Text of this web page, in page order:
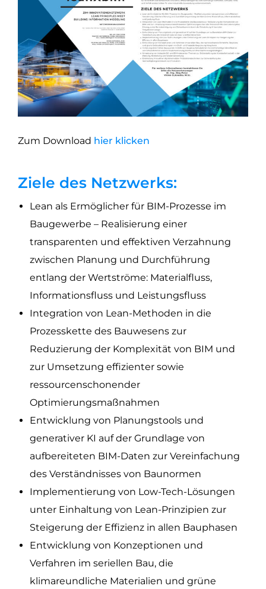
Zum Download hier klicken
Ziele des Netzwerks:
Lean als Ermöglicher für BIM-Prozesse im
Baugewerbe – Realisierung einer
transparenten und effektiven Verzahnung
zwischen Planung und Durchführung
entlang der Wertströme: Materialfluss,
Informationsfluss und Leistungsfluss
Integration von Lean-Methoden in die
Prozesskette des Bauwesens zur
Reduzierung der Komplexität von BIM und
zur Umsetzung effizienter sowie
ressourcenschonender
Optimierungsmaßnahmen
Entwicklung von Planungstools und
generativer KI auf der Grundlage von
aufbereiteten BIM-Daten zur Vereinfachung
des Verständnisses von Baunormen
Implementierung von Low-Tech-Lösungen
unter Einhaltung von Lean-Prinzipien zur
Steigerung der Effizienz in allen Bauphasen
Entwicklung von Konzeptionen und
Verfahren im seriellen Bau, die
klimareundliche Materialien und grüne